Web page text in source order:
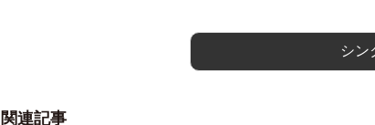
シン
関連記事